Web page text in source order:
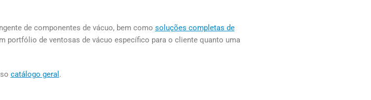
de componentes de vácuo, bem como soluções completas de
portfólio de ventosas de vácuo específico para o cliente quanto uma
catálogo geral .